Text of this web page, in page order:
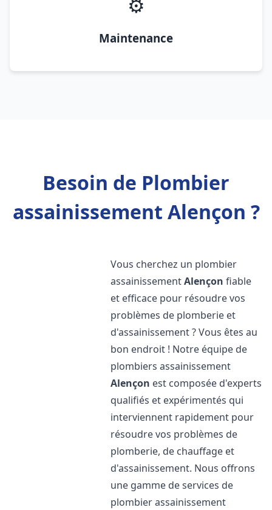
Maintenance
Besoin de Plombier
assainissement Alençon ?
Vous cherchez un plombier
assainissementAlençon fiable
et efficace pour résoudre vos
problèmes de plomberie et
d'assainissement ? Vous êtes au
bon endroit ! Notre équipe de
plombiers assainissement
Alençon est composée d'experts
qualifiés et expérimentés qui
interviennent rapidement pour
résoudre vos problèmes de
plomberie, de chauffage et
d'assainissement. Nous offrons
une gamme de services de
plombier assainissement